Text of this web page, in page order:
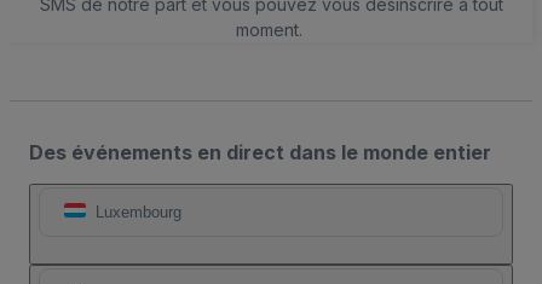
SMS de notre part et vous pouvez vous désinscrire à tout
moment.
Des événements en direct dans le monde entier
Luxembourg